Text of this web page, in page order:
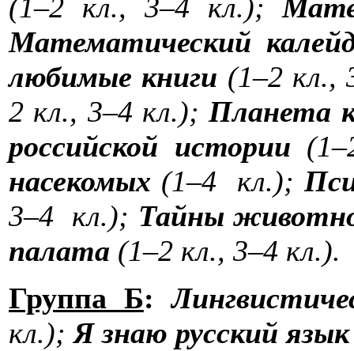
(1–2 кл., 3–4 кл.);
Математический
любимые книги (1–2 кл.,
2 кл., 3–4 кл.);Планета
российской истории
насекомых (1–4 кл.);
3–4 кл.); Тайны
палата (1–2 кл., 3–4 кл.).
Группа Б:
кл.);Я знаю русский язык